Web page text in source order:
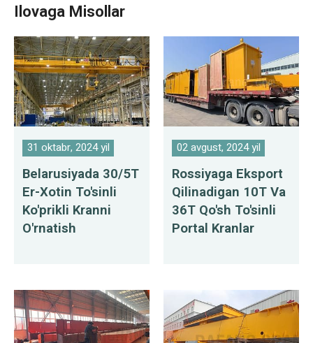
Ilovaga Misollar
31 oktabr, 2024 yil
Belarusiyada 30/5T
Er-Xotin To'sinli
Ko'prikli Kranni
O'rnatish
02 avgust, 2024 yil
Rossiyaga Eksport
Qilinadigan 10T Va
36T Qo'sh To'sinli
Portal Kranlar